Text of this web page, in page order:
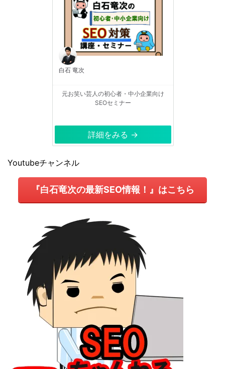
白石 竜次
元お笑い芸人の初心者・中小企業向け
SEOセミナー
詳細をみる →
Youtubeチャンネル
『白石竜次の最新SEO情報！』はこちら